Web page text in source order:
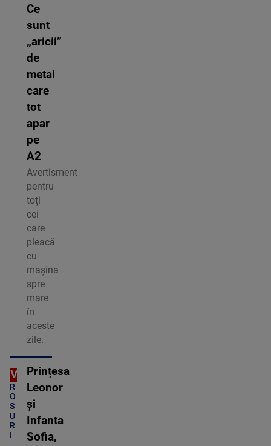
Ce
sunt
„aricii”
de
metal
care
tot
apar
pe
A2
Avertisment
pentru
toți
cei
care
pleacă
cu
mașina
spre
mare
în
aceste
zile.
C
R
O
S
U
R
I
Prințesa
Leonor
și
Infanta
Sofia,